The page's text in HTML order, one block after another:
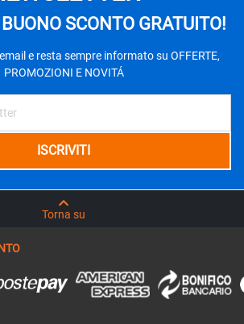
SCONTO GRATUITO!
e resta sempre informato su OFFERTE,
PROMOZIONI E NOVITÁ
Torna su